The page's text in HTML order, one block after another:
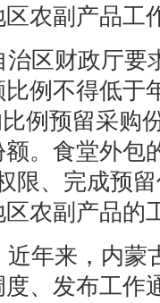
农副产品工
治区财政厅要
例不得低于
例预留采购
。食堂外包
限、完成预
农副产品的
近年来，内蒙
、发布工作